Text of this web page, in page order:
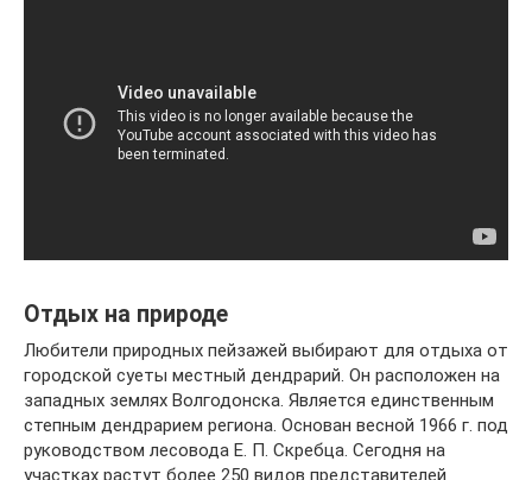
Отдых на природе
Любители природных пейзажей выбирают для отдыха от
городской суеты местный дендрарий. Он расположен на
западных землях Волгодонска. Является единственным
степным дендрарием региона. Основан весной 1966 г. под
руководством лесовода Е. П. Скребца. Сегодня на
участках растут более 250 видов представителей